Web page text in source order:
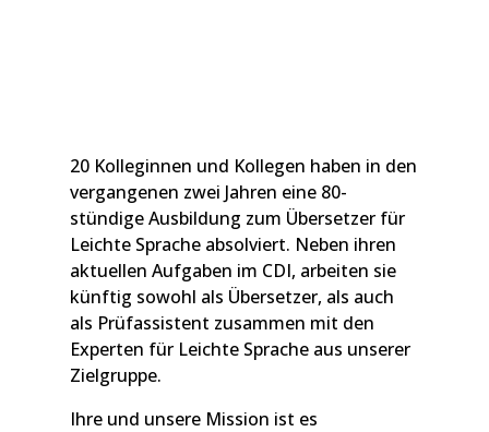
20 Kolleginnen und Kollegen haben in den
vergangenen zwei Jahren eine 80-
stündige Ausbildung zum Übersetzer für
Leichte Sprache absolviert. Neben ihren
aktuellen Aufgaben im CDI, arbeiten sie
künftig sowohl als Übersetzer, als auch
als Prüfassistent zusammen mit den
Experten für Leichte Sprache aus unserer
Zielgruppe.
Ihre und unsere Mission ist es